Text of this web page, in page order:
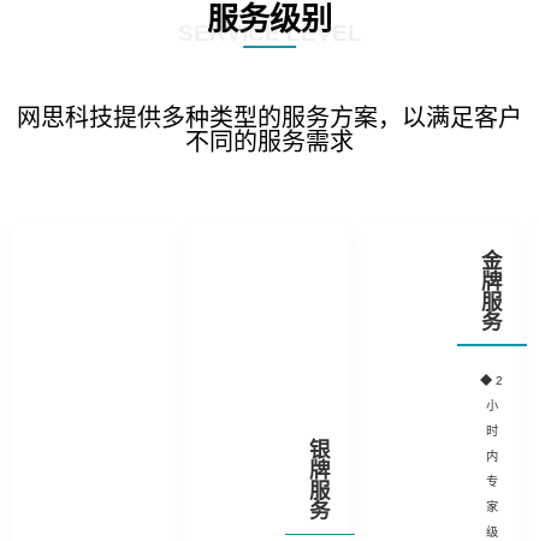
服务级别
SERVICE LEVEL
网思科技提供多种类型的服务方案，以满足客户
不同的服务需求
银
牌
服
务
金
牌
服
务
◆2
小
时
内
专
家
级